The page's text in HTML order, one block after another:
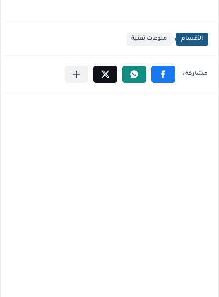
الأقسام منوعات تقنية